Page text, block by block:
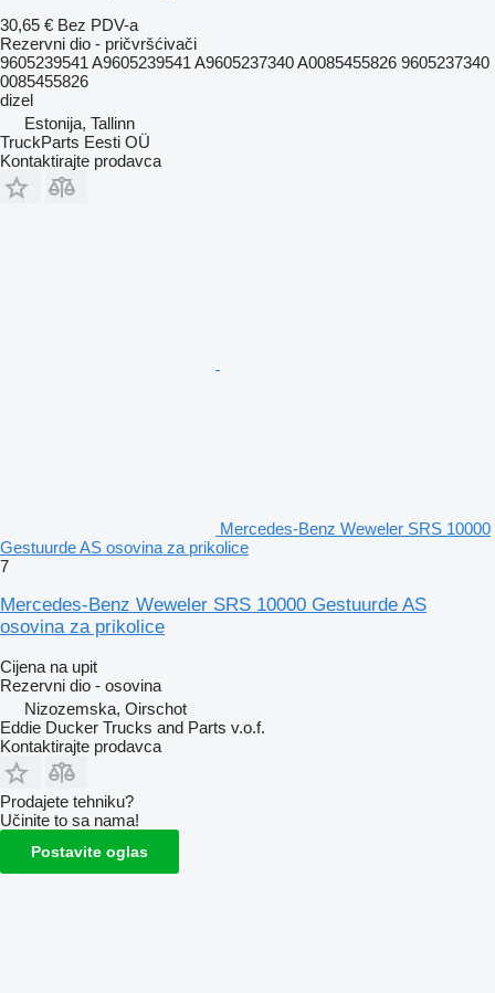
30,65 € Bez PDV-a
Rezervni dio - pričvršćivači
9605239541 A9605239541 A9605237340 A0085455826 9605237340
0085455826
dizel
Estonija, Tallinn
TruckParts Eesti OÜ
Kontaktirajte prodavca
Mercedes-Benz Weweler SRS 10000
Gestuurde AS osovina za prikolice
7
Mercedes-Benz Weweler SRS 10000 Gestuurde AS
osovina za prikolice
Cijena na upit
Rezervni dio - osovina
Nizozemska, Oirschot
Eddie Ducker Trucks and Parts v.o.f.
Kontaktirajte prodavca
Prodajete tehniku?
Učinite to sa nama!
Postavite oglas